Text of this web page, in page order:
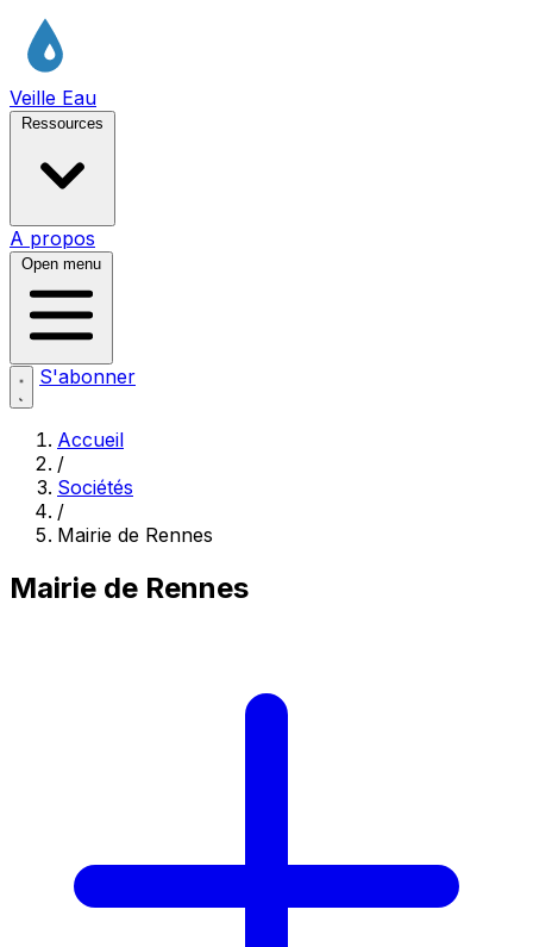
Veille Eau
Ressources
A propos
Open menu
S'abonner
Accueil
/
Sociétés
/
Mairie de Rennes
Mairie de Rennes